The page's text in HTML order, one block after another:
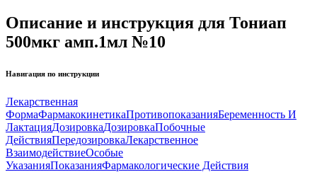
Описание и инструкция для Тониап
500мкг амп.1мл №10
Навигация по инструкции
Лекарственная
ФормаФармакокинетикаПротивопоказанияБеременность И
ЛактацияДозировкаДозировкаПобочные
ДействияПередозировкаЛекарственное
ВзаимодействиеОсобые
УказанияПоказанияФармакологические Действия